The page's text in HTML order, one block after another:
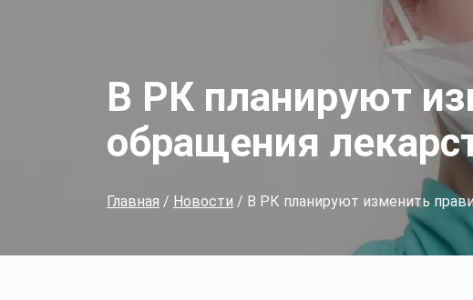
В РК планируют
обращения
Главная / Новости / В РК планируют изменить